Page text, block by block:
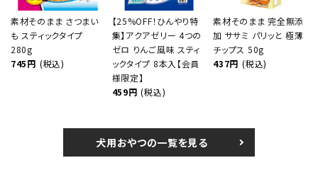
素材そのまま さつまい
も スティックタイプ
280g
745円 (税込)
【25%OFF！ひんやり特
集】アクアゼリー 4つの
ゼロ りんご風味 スティ
ックタイプ 8本入【会員
様限定】
459円 (税込)
素材そのまま 完全無添
加 ササミ パリッと 極薄
チップス 50g
437円 (税込)
犬用おやつの一覧を見る